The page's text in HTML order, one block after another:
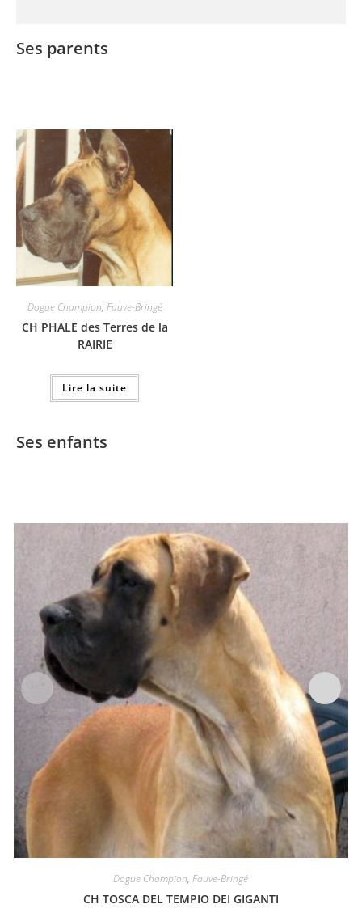
Ses parents
Dogue Champion, Fauve-Bringé
CH PHALE des Terres de la
RAIRIE
Lire la suite
Ses enfants
Dogue Champion,Fauve-Bringé
CH TOSCA DEL TEMPIO DEI GIGANTI